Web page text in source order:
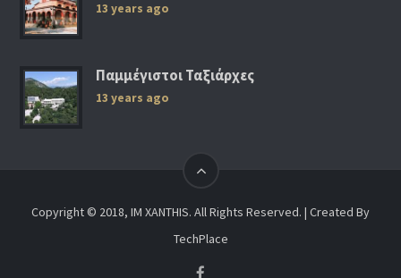
13 years ago
Παμμέγιστοι Ταξιάρχες
13 years ago
Copyright © 2018, IM XANTHIS. All Rights Reserved. | Created By
TechPlace